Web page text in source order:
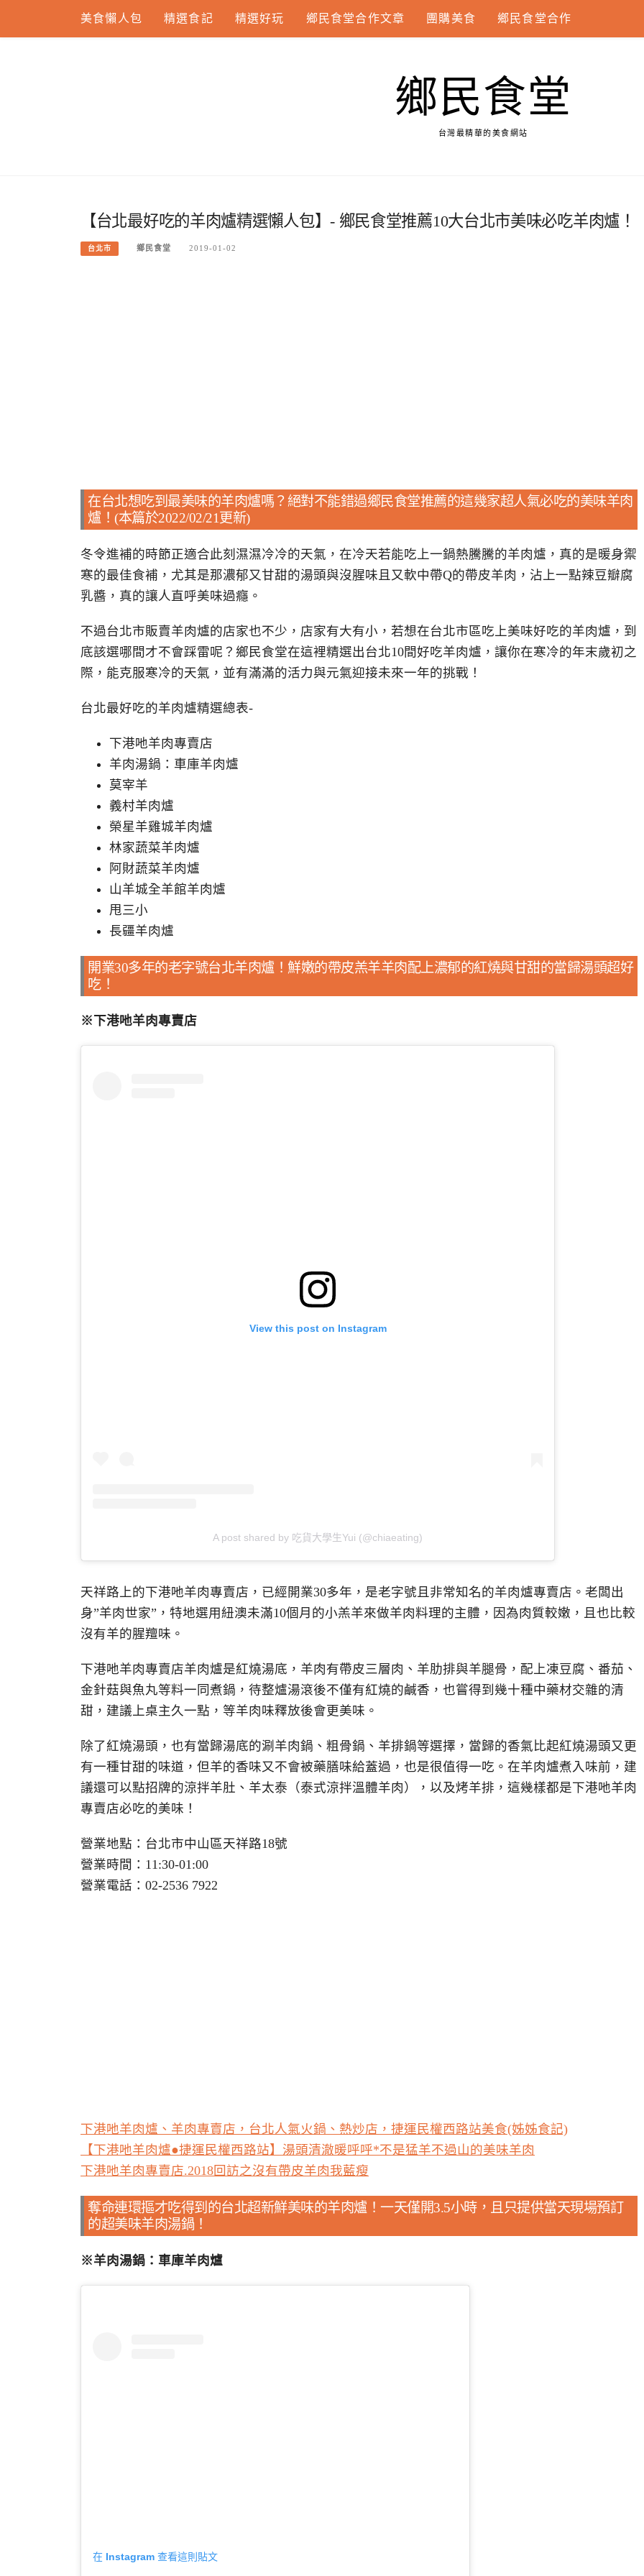
content
美食懶人包 精選食記 精選好玩 鄉民食堂合作文章 團購美食 鄉民食堂合作
鄉民食堂
台灣最精華的美食網站
【台北最好吃的羊肉爐精選懶人包】- 鄉民食堂推薦10大台北市美味必吃羊肉爐！
台北市 鄉民食堂 2019-01-02
在台北想吃到最美味的羊肉爐嗎？絕對不能錯過鄉民食堂推薦的這幾家超人氣必吃的美味羊肉
爐！(本篇於2022/02/21更新)
冬令進補的時節正適合此刻濕濕冷冷的天氣，在冷天若能吃上一鍋熱騰騰的羊肉爐，真的是暖身禦
寒的最佳食補，尤其是那濃郁又甘甜的湯頭與沒腥味且又軟中帶Q的帶皮羊肉，沾上一點辣豆瓣腐
乳醬，真的讓人直呼美味過癮。
不過台北市販賣羊肉爐的店家也不少，店家有大有小，若想在台北市區吃上美味好吃的羊肉爐，到
底該選哪間才不會踩雷呢？鄉民食堂在這裡精選出台北10間好吃羊肉爐，讓你在寒冷的年末歲初之
際，能克服寒冷的天氣，並有滿滿的活力與元氣迎接未來一年的挑戰！
台北最好吃的羊肉爐精選總表-
下港吔羊肉專賣店
羊肉湯鍋：車庫羊肉爐
莫宰羊
義村羊肉爐
榮星羊雞城羊肉爐
林家蔬菜羊肉爐
阿財蔬菜羊肉爐
山羊城全羊館羊肉爐
甩三小
長疆羊肉爐
開業30多年的老字號台北羊肉爐！鮮嫩的帶皮羔羊羊肉配上濃郁的紅燒與甘甜的當歸湯頭超好
吃！
※下港吔羊肉專賣店
View this post on Instagram
A post shared by 吃貨大學生Yui (@chiaeating)
天祥路上的下港吔羊肉專賣店，已經開業30多年，是老字號且非常知名的羊肉爐專賣店。老闆出
身”羊肉世家”，特地選用紐澳未滿10個月的小羔羊來做羊肉料理的主體，因為肉質較嫩，且也比較
沒有羊的腥羶味。
下港吔羊肉專賣店羊肉爐是紅燒湯底，羊肉有帶皮三層肉、羊肋排與羊腿骨，配上凍豆腐、番茄、
金針菇與魚丸等料一同煮鍋，待整爐湯滾後不僅有紅燒的鹹香，也嘗得到幾十種中藥材交雜的清
甜，建議上桌主久一點，等羊肉味釋放後會更美味。
除了紅燒湯頭，也有當歸湯底的涮羊肉鍋、粗骨鍋、羊排鍋等選擇，當歸的香氣比起紅燒湯頭又更
有一種甘甜的味道，但羊的香味又不會被藥膳味給蓋過，也是很值得一吃。在羊肉爐煮入味前，建
議還可以點招牌的涼拌羊肚、羊太泰（泰式涼拌溫體羊肉），以及烤羊排，這幾樣都是下港吔羊肉
專賣店必吃的美味！
營業地點：台北市中山區天祥路18號
營業時間：11:30-01:00
營業電話：02-2536 7922
下港吔羊肉爐、羊肉專賣店，台北人氣火鍋、熱炒店，捷運民權西路站美食(姊姊食記)
【下港吔羊肉爐●捷運民權西路站】湯頭清澈暖呼呼*不是猛羊不過山的美味羊肉
下港吔羊肉專賣店.2018回訪之沒有帶皮羊肉我藍瘦
奪命連環摳才吃得到的台北超新鮮美味的羊肉爐！一天僅開3.5小時，且只提供當天現場預訂
的超美味羊肉湯鍋！
※羊肉湯鍋：車庫羊肉爐
在 Instagram 查看這則貼文